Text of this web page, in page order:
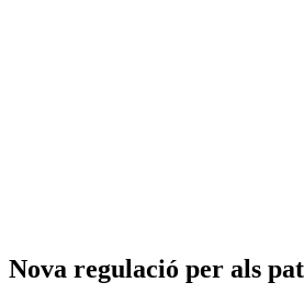
Nova regulació per als